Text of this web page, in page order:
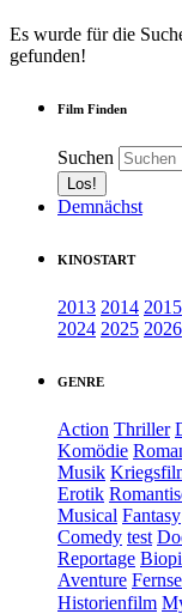
Es wurde für die
gefunden!
Film Finden
Suchen
Demnächst
KINOSTART
2013 2014 2015
2024 2025 2026
GENRE
Action Thriller
Komödie
Musik
Erotik
Musical Fantasy
Comedy test
Reportage
Aventure
Historienfilm